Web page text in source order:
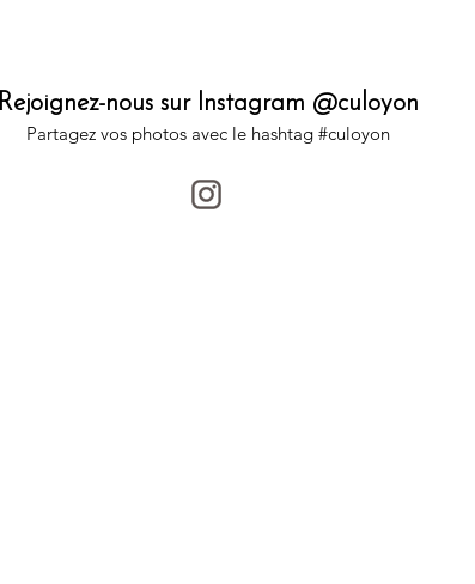
Rejoignez-nous sur Instagram @culoyon
Partagez vos photos avec le hashtag #culoyon